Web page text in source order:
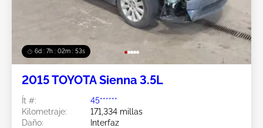
6d : 7h : 02m : 50s
2015 TOYOTA Sienna 3.5L
Ít #:
45******
Kilometraje:
171,334 millas
Daño:
Interfaz